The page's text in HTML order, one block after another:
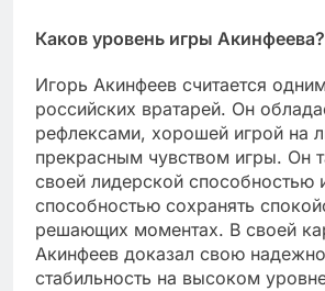
Каков уровень игры Акинфеева?
Игорь Акинфеев считается
российских вратарей. Он
рефлексами, хорошей игрой на
прекрасным чувством игры. Он
своей лидерской способностью
способностью сохранять
решающих моментах. В своей
Акинфеев доказал свою
стабильность на высоком